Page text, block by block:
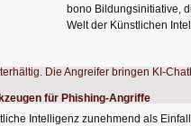
bono Bildungsinitiative,
Welt der Künstlichen
für Phishing-Angriffe
Intelligenz zunehmend als